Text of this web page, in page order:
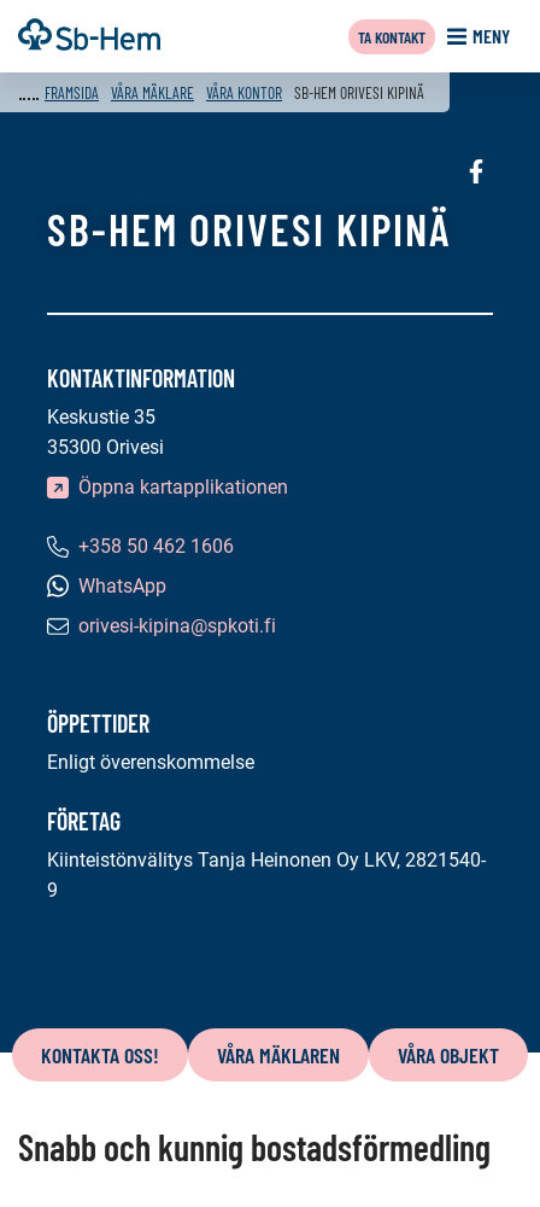
Till
innehållet
Framsida MENY
TA KONTAKT
FRAMSIDA VÅRA MÄKLARE VÅRA KONTOR SB-HEM ORIVESI KIPINÄ
Sociala
SB-HEM ORIVESI KIPINÄ
KONTAKTINFORMATION
Keskustie 35
35300 Orivesi
Öppna kartapplikationen
Telefonnummer:
+358 50 462 1606
WhatsApp
E-
orivesi-kipina@spkoti.fi
ÖPPETTIDER
Enligt överenskommelse
FÖRETAG
Kiinteistönvälitys Tanja Heinonen Oy LKV, 2821540-
9
på
sida
KONTAKTA OSS! VÅRA MÄKLAREN VÅRA OBJEKT
Snabb och kunnig bostadsförmedling